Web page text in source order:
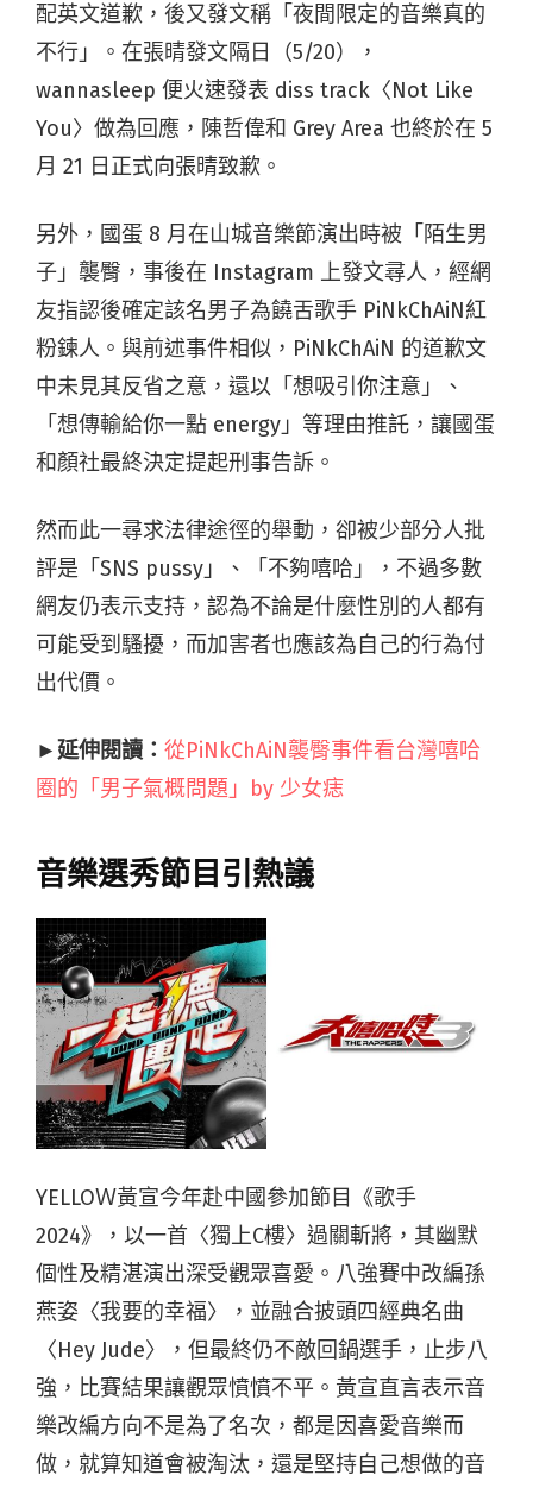
配英文道歉，後又發文稱「夜間限定的音樂真的
不行」。在張晴發文隔日（5/20），
wannasleep 便火速發表 diss track〈Not Like
You〉做為回應，陳哲偉和 Grey Area 也終於在 5
月 21 日正式向張晴致歉。
另外，國蛋 8 月在山城音樂節演出時被「陌生男
子」襲臀，事後在 Instagram 上發文尋人，經網
友指認後確定該名男子為饒舌歌手 PiNkChAiN紅
粉鍊人。與前述事件相似，PiNkChAiN 的道歉文
中未見其反省之意，還以「想吸引你注意」、
「想傳輸給你一點 energy」等理由推託，讓國蛋
和顏社最終決定提起刑事告訴。
然而此一尋求法律途徑的舉動，卻被少部分人批
評是「SNS pussy」、「不夠嘻哈」，不過多數
網友仍表示支持，認為不論是什麼性別的人都有
可能受到騷擾，而加害者也應該為自己的行為付
出代價。
►延伸閱讀： 從PiNkChAiN襲臀事件看台灣嘻哈
圈的「男子氣概問題」by 少女痣
音樂選秀節目引熱議
YELLOＷ黃宣今年赴中國參加節目 《歌手
2024》，以一首 〈獨上C樓〉過關斬將， 其幽默
個性及精湛演出深受觀眾喜愛。 八強賽中改編孫
燕姿〈我要的幸福〉，並融合披頭四經典名曲
〈Hey Jude〉，但最終仍不敵回鍋選手， 止步八
強，比賽結果讓觀眾憤憤不平。黃宣直言表示音
樂改編方向不是為了名次，都是因喜愛音樂而
做，就算知道會被淘汰 ，還是堅持自己想做的音